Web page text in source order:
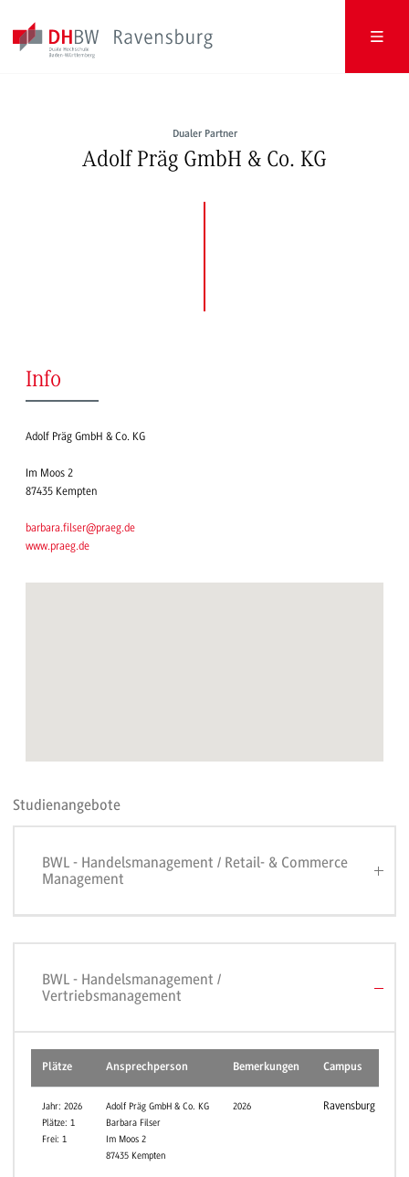
Dualer Partner
Adolf Präg GmbH & Co. KG
Info
Adolf Präg GmbH & Co. KG
Im Moos 2
87435 Kempten
barbara.filser@praeg.de
www.praeg.de
Studienangebote
BWL - Handelsmanagement / Retail- & Commerce
Management
BWL - Handelsmanagement /
Vertriebsmanagement
Plätze Ansprechperson Bemerkungen Campus
Jahr: 2026
Plätze: 1
Frei: 1
Adolf Präg GmbH & Co. KG
Barbara Filser
Im Moos 2
87435 Kempten
2026 Ravensburg